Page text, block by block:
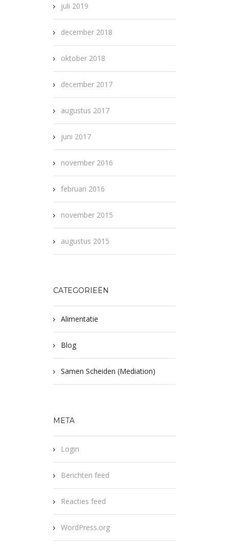
juli 2019
december 2018
oktober 2018
december 2017
augustus 2017
juni 2017
november 2016
februari 2016
november 2015
augustus 2015
CATEGORIEËN
Alimentatie
Blog
Samen Scheiden (Mediation)
META
Login
Berichten feed
Reacties feed
WordPress.org